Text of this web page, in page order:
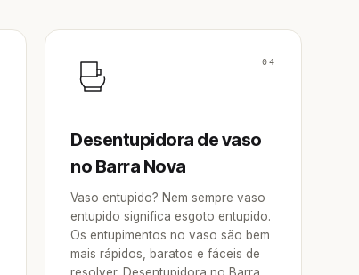
04
Desentupidora de vaso
no Barra Nova
Vaso entupido? Nem sempre vaso
entupido significa esgoto entupido.
Os entupimentos no vaso são bem
mais rápidos, baratos e fáceis de